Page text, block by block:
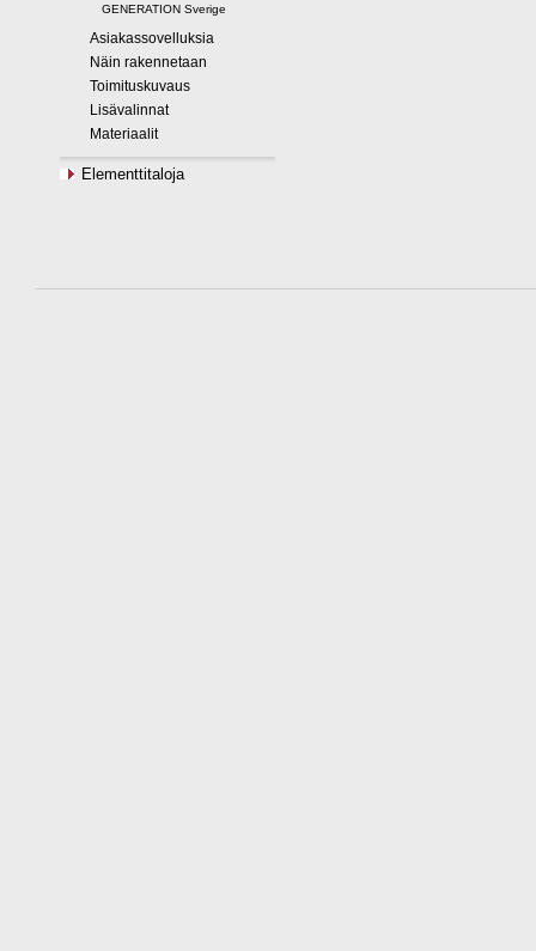
GENERATION Sverige
Asiakassovelluksia
Näin rakennetaan
Toimituskuvaus
Lisävalinnat
Materiaalit
Elementtitaloja